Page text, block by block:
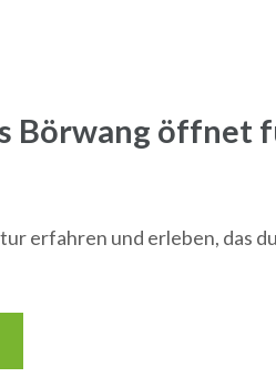
Börwang öffnet
erfahren und erleben, das